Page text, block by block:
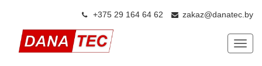
+375 29 164 64 62 zakaz@danatec.by